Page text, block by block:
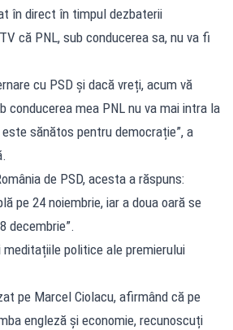
în direct în timpul dezbaterii
că PNL, sub conducerea sa, nu va fi
cu PSD și dacă vreți, acum vă
conducerea mea PNL nu va mai intra la
sănătos pentru democrație”, a
de PSD, acesta a răspuns:
pe 24 noiembrie, iar a doua oară se
decembrie”.
meditațiile politice ale premierului
pe Marcel Ciolacu, afirmând că pe
engleză și economie, recunoscuți